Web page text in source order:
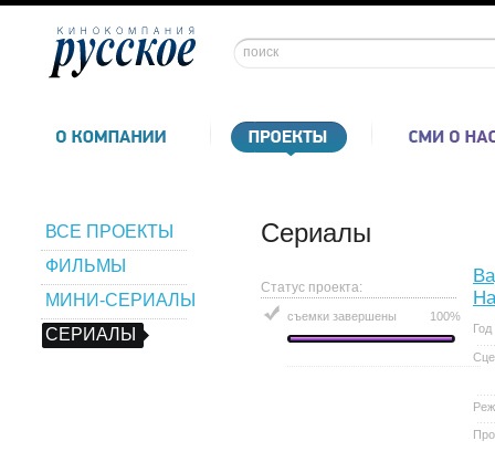
ВСЕ ПРОЕКТЫ
ФИЛЬМЫ
МИНИ-СЕРИАЛЫ
СЕРИАЛЫ
Сериалы
Статус проекта:
съемки завершены 100%
Год